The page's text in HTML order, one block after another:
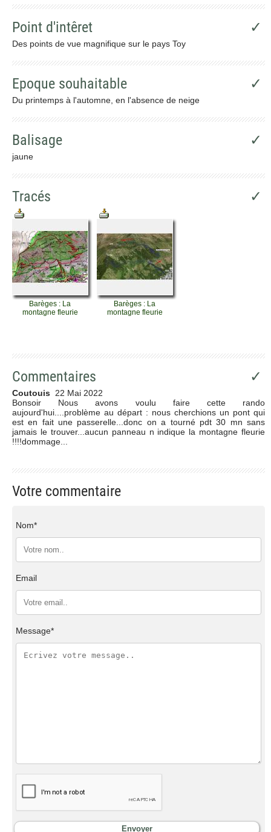
Point d'intêret ✓
Des points de vue magnifique sur le pays Toy
Epoque souhaitable ✓
Du printemps à l'automne, en l'absence de neige
Balisage ✓
jaune
Tracés ✓
Barèges : La
montagne fleurie
Barèges : La
montagne fleurie
Commentaires ✓
Coutouis 22 Mai 2022
Bonsoir Nous avons voulu faire cette rando
aujourd'hui....problème au départ : nous cherchions un pont qui
est en fait une passerelle...donc on a tourné pdt 30 mn sans
jamais le trouver...aucun panneau n indique la montagne fleurie
!!!!dommage...
Votre commentaire
Nom*
Email
Message*